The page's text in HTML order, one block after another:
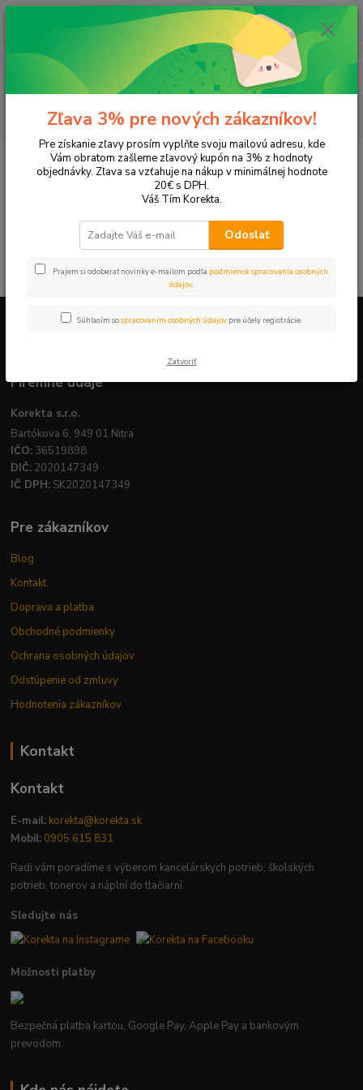
Hľadať
ks
za 0,00 EUR
Tonery a náplne do tlačiarní Konica Minolta Page Pro 8e
V tejto kategórii nebol nájdený žiadny tovar.
Firemné údaje
Korekta s.r.o.
Bartókova 6, 949 01 Nitra
IČO: 36519898
DIČ: 2020147349
IČ DPH: SK2020147349
Pre zákazníkov
Blog
Kontakt
Doprava a platba
Obchodné podmienky
Ochrana osobných údajov
Odstúpenie od zmluvy
Hodnotenia zákazníkov
Kontakt
Kontakt
E-mail: korekta@korekta.sk
Mobil: 0905 615 831
Radi vám poradíme s výberom kancelárskych potrieb, školských
potrieb, tonerov a náplní do tlačiarní.
Sledujte nás
Možnosti platby
Bezpečná platba kartou, Google Pay, Apple Pay a bankovým
prevodom.
Zľava 3% pre nových zákazníkov!
Pre získanie zľavy prosím vyplňte svoju mailovú adresu, kde
Vám obratom zašleme zľavový kupón na 3% z hodnoty
objednávky. Zľava sa vzťahuje na nákup v minimálnej hodnote
20€ s DPH.
Váš Tím Korekta.
Odoslať
Prajem si odoberať novinky e-mailom podľa podmienok spracovania osobných
údajov.
Súhlasím sospracovaním osobných údajov pre účely registrácie.
Zatvoriť